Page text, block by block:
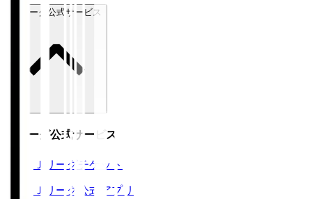
Ｊリーグ公式サービス
Ｊリーグ公式サービス
Ｊリーグチケット
Ｊリーグ公式アプリ